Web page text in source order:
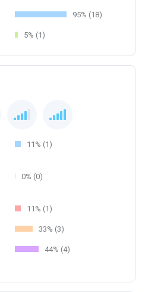
95% (18)
5% (1)
11% (1)
0% (0)
11% (1)
33% (3)
44% (4)